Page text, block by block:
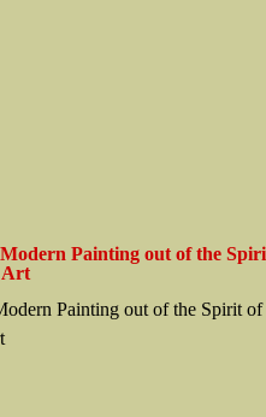
Painting out of the
Art